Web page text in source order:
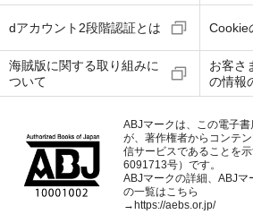
dアカウント2段階認証とは Cookie
海賊版に関する取り組みに
ついて
お客さ
の情報
ABJマークは、この電子
が、著作権者からコンテ
信サービスであることを
6091713号）です。
ABJマークの詳細、ABJ
の一覧はこちら
→ https://aebs.or.jp/